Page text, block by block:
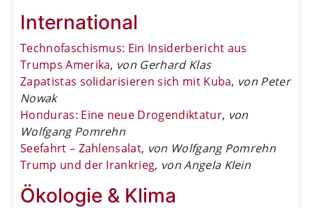
International
Technofaschismus: Ein Insiderbericht aus
Trumps Amerika, von Gerhard Klas
Zapatistas solidarisieren sich mit Kuba, von Peter
Nowak
Honduras: Eine neue Drogendiktatur, von
Wolfgang Pomrehn
Seefahrt – Zahlensalat, von Wolfgang Pomrehn
Trump und der Irankrieg, von Angela Klein
Ökologie & Klima